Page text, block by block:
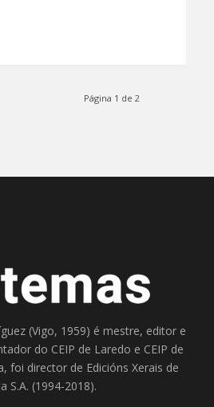
Página 1 de 2
(Vigo, 1959) é mestre, editor e
do CEIP de Laredo e CEIP de
foi director de Edicións Xerais de
S.A. (1994-2018).